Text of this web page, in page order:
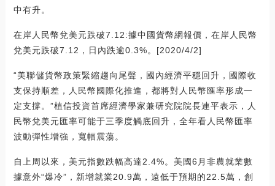
中有升。
在岸人民幣兌美元跌破7.12:據中國貨幣網報價，在岸人民幣
兌美元跌破7.12，日內跌逾0.3%。[2020/4/2]
“美聯儲貨幣政策緊縮趨向尾聲，國內經濟平穩回升，國際收
支保持順差，人民幣國際化推進，都將對人民幣匯率形成一
定支撐。”植信投資首席經濟學家兼研究院院長連平表示，人
民幣兌美元匯率可能于三季度觸底回升，全年看人民幣匯率
波動彈性增強，寬幅震蕩。
自上周以來，美元指數跌幅高達2.4%。美國6月非農就業數
據意外“爆冷”，新增就業20.9萬，遠低于預期的22.5萬，創